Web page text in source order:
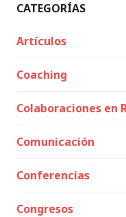
CATEGORÍAS
Artículos
Coaching
Colaboraciones en
Comunicación
Conferencias
Congresos